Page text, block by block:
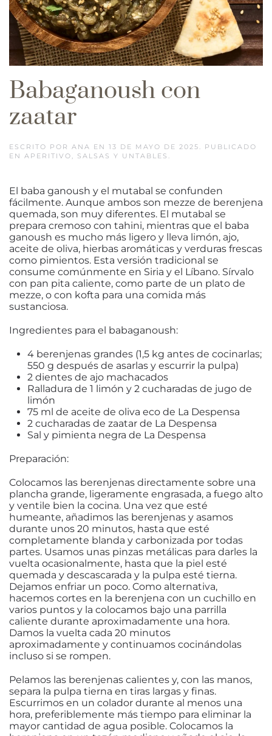
Babaganoush con
zaatar
ESCRITO POR ANA EN 13 DE MAYO DE 2025
. PUBLICADO
EN APERITIVO SALSAS Y UNTABLES
El baba ganoush y el mutabal se confunden
fácilmente. Aunque ambos son mezze de berenjena
quemada, son muy diferentes. El mutabal se
prepara cremoso con tahini, mientras que el baba
ganoush es mucho más ligero y lleva limón, ajo,
aceite de oliva, hierbas aromáticas y verduras frescas
como pimientos. Esta versión tradicional se
consume comúnmente en Siria y el Líbano. Sírvalo
con pan pita caliente, como parte de un plato de
mezze, o con kofta para una comida más
sustanciosa.
Ingredientes para el babaganoush:
4 berenjenas grandes (1,5 kg antes de cocinarlas;
550 g después de asarlas y escurrir la pulpa)
2 dientes de ajo machacados
Ralladura de 1 limón y 2 cucharadas de jugo de
limón
75 ml de aceite de oliva eco de La Despensa
2 cucharadas de zaatar de La Despensa
Sal y pimienta negra de La Despensa
Preparación:
Colocamos las berenjenas directamente sobre una
plancha grande, ligeramente engrasada, a fuego alto
y ventile bien la cocina. Una vez que esté
humeante, añadimos las berenjenas y asamos
durante unos 20 minutos, hasta que esté
completamente blanda y carbonizada por todas
partes. Usamos unas pinzas metálicas para darles la
vuelta ocasionalmente, hasta que la piel esté
quemada y descascarada y la pulpa esté tierna.
Dejamos enfriar un poco. Como alternativa,
hacemos cortes en la berenjena con un cuchillo en
varios puntos y la colocamos bajo una parrilla
caliente durante aproximadamente una hora.
Damos la vuelta cada 20 minutos
aproximadamente y continuamos cocinándolas
incluso si se rompen.
Pelamos las berenjenas calientes y, con las manos,
separa la pulpa tierna en tiras largas y finas.
Escurrimos en un colador durante al menos una
hora, preferiblemente más tiempo para eliminar la
mayor cantidad de agua posible. Colocamos la